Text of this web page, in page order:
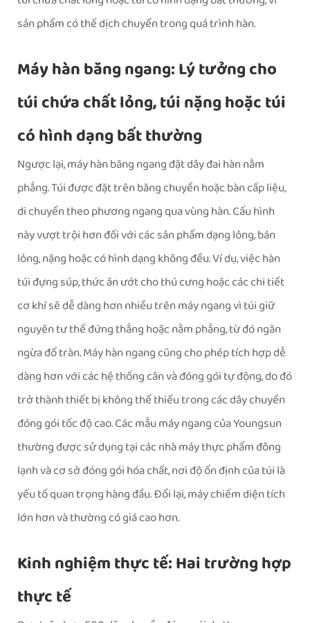
sản phẩm có thể dịch chuyển trong quá trình hàn.
Máy hàn băng ngang: Lý tưởng cho
túi chứa chất lỏng, túi nặng hoặc túi
có hình dạng bất thường
Ngược lại, máy hàn băng ngang đặt dây đai hàn nằm
phẳng. Túi được đặt trên băng chuyền hoặc bàn cấp liệu,
di chuyển theo phương ngang qua vùng hàn. Cấu hình
này vượt trội hơn đối với các sản phẩm dạng lỏng, bán
lỏng, nặng hoặc có hình dạng không đều. Ví dụ, việc hàn
túi đựng súp, thức ăn ướt cho thú cưng hoặc các chi tiết
cơ khí sẽ dễ dàng hơn nhiều trên máy ngang vì túi giữ
nguyên tư thế đứng thẳng hoặc nằm phẳng, từ đó ngăn
ngừa đổ tràn. Máy hàn ngang cũng cho phép tích hợp dễ
dàng hơn với các hệ thống cân và đóng gói tự động, do đó
trở thành thiết bị không thể thiếu trong các dây chuyền
đóng gói tốc độ cao. Các mẫu máy ngang của Youngsun
thường được sử dụng tại các nhà máy thực phẩm đông
lạnh và cơ sở đóng gói hóa chất, nơi độ ổn định của túi là
yếu tố quan trọng hàng đầu. Đổi lại, máy chiếm diện tích
lớn hơn và thường có giá cao hơn.
Kinh nghiệm thực tế: Hai trường hợp
thực tế